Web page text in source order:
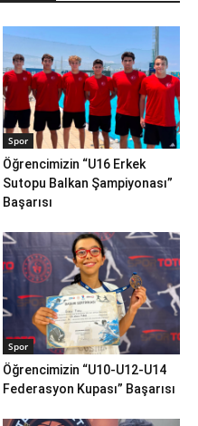
Spor
Öğrencimizin “U16 Erkek
Sutopu Balkan Şampiyonası”
Başarısı
Spor
Öğrencimizin “U10-U12-U14
Federasyon Kupası” Başarısı